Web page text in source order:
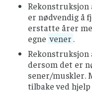
Rekonstruksjon
er nødvendig å
erstatte årer
egne vener .
Rekonstruksjon
dersom det er
sener/muskler.
tilbake ved